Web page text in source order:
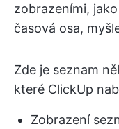
zobrazeními,
časová osa,
Zde je seznam
které ClickUp
Zobrazení